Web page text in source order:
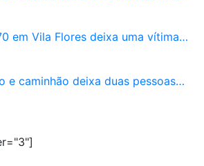
em Vila Flores deixa uma vítima…
e caminhão deixa duas pessoas…